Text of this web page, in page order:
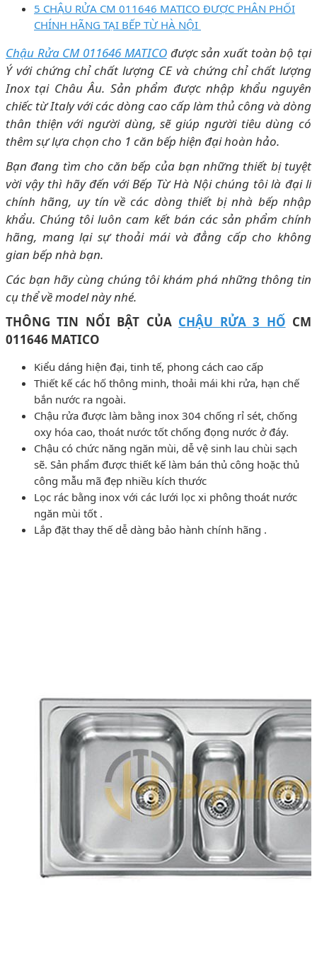
5 CHẬU RỬA CM 011646 MATICO ĐƯỢC PHÂN PHỐI
CHÍNH HÃNG TẠI BẾP TỪ HÀ NỘI
Chậu Rửa CM 011646 MATICO được sản xuất toàn bộ tại
Ý với chứng chỉ chất lượng CE và chứng chỉ chất lượng
Inox tại Châu Âu. Sản phẩm được nhập khẩu nguyên
chiếc từ Italy với các dòng cao cấp làm thủ công và dòng
thân thiện với người dùng, sẽ giúp người tiêu dùng có
thêm sự lựa chọn cho 1 căn bếp hiện đại hoàn hảo.
Bạn đang tìm cho căn bếp của bạn những thiết bị tuyệt
vời vậy thì hãy đến với Bếp Từ Hà Nội chúng tôi là đại lí
chính hãng, uy tín về các dòng thiết bị nhà bếp nhập
khẩu. Chúng tôi luôn cam kết bán các sản phẩm chính
hãng, mang lại sự thoải mái và đẳng cấp cho không
gian bếp nhà bạn.
Các bạn hãy cùng chúng tôi khám phá những thông tin
cụ thể về model này nhé.
THÔNG TIN NỔI BẬT CỦA CHẬU RỬA 3 HỐ CM
011646 MATICO
Kiểu dáng hiện đại, tinh tế, phong cách cao cấp
Thiết kế các hố thông minh, thoải mái khi rửa, hạn chế
bắn nước ra ngoài.
Chậu rửa được làm bằng inox 304 chống rỉ sét, chống
oxy hóa cao, thoát nước tốt chống đọng nước ở đáy.
Chậu có chức năng ngăn mùi, dễ vệ sinh lau chùi sạch
sẽ. Sản phẩm được thiết kế làm bán thủ công hoặc thủ
công mẫu mã đẹp nhiều kích thước
Lọc rác bằng inox với các lưới lọc xi phông thoát nước
ngăn mùi tốt .
Lắp đặt thay thế dễ dàng bảo hành chính hãng .